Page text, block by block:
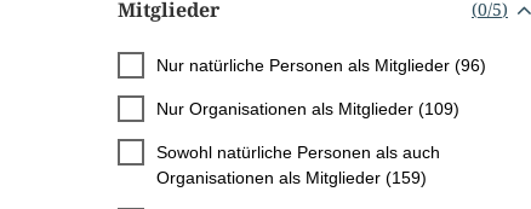
Mitglieder (0/5)
Nur natürliche Personen als Mitglieder (96)
Nur Organisationen als Mitglieder (109)
Sowohl natürliche Personen als auch
Organisationen als Mitglieder (159)